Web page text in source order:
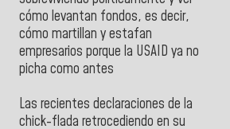
cómo levantan fondos, es decir,
cómo martillan y estafan
empresarios porque la USAID ya no
picha como antes
Las recientes declaraciones de la
chick-flada retrocediendo en su